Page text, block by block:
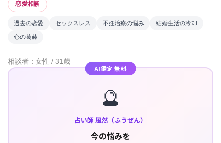
恋愛相談
過去の恋愛 セックスレス 不妊治療の悩み
結婚生活の冷却
心の葛藤
相談者：女性 / 31歳
AI鑑定 無料
🔮
占い師 風然（ふうぜん）
今の悩みを